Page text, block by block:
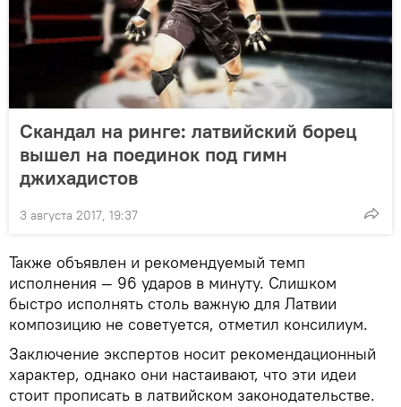
Скандал на ринге: латвийский борец
вышел на поединок под гимн
джихадистов
3 августа 2017, 19:37
Также объявлен и рекомендуемый темп
исполнения — 96 ударов в минуту. Слишком
быстро исполнять столь важную для Латвии
композицию не советуется, отметил консилиум.
Заключение экспертов носит рекомендационный
характер, однако они настаивают, что эти идеи
стоит прописать в латвийском законодательстве.